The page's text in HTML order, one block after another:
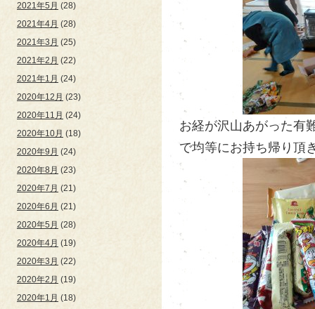
2021年5月 (28)
2021年4月 (28)
2021年3月 (25)
2021年2月 (22)
2021年1月 (24)
2020年12月 (23)
2020年11月 (24)
2020年10月 (18)
2020年9月 (24)
2020年8月 (23)
2020年7月 (21)
2020年6月 (21)
2020年5月 (28)
2020年4月 (19)
2020年3月 (22)
2020年2月 (19)
2020年1月 (18)
お経が沢山あがった有
で均等にお持ち帰り頂